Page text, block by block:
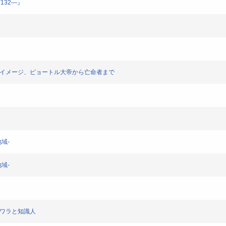
』
メージ、ピョートル大帝から亡命者まで
域-
域-
ラと知識人